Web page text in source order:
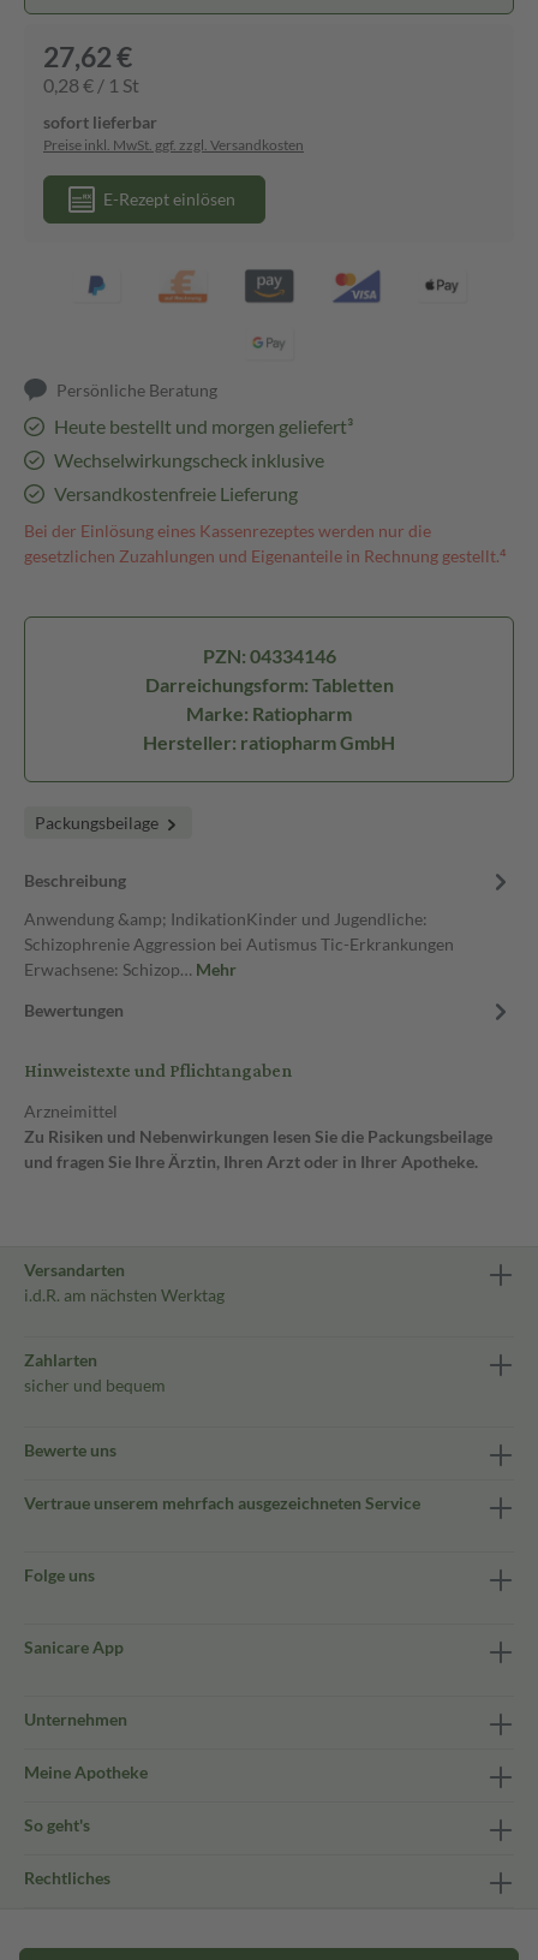
27,62 €
0,28 € / 1 St
sofort lieferbar
Preise inkl. MwSt. ggf. zzgl. Versandkosten
E-Rezept einlösen
Persönliche Beratung
Heute bestellt und morgen geliefert³
Wechselwirkungscheck inklusive
Versandkostenfreie Lieferung
Bei der Einlösung eines Kassenrezeptes werden nur die
gesetzlichen Zuzahlungen und Eigenanteile in Rechnung gestellt.⁴
PZN: 04334146
Darreichungsform: Tabletten
Marke: Ratiopharm
Hersteller: ratiopharm GmbH
Packungsbeilage
Beschreibung
Anwendung &amp; IndikationKinder und Jugendliche:
Schizophrenie Aggression bei Autismus Tic-Erkrankungen
Erwachsene: Schizop… Mehr
Bewertungen
Hinweistexte und Pflichtangaben
Arzneimittel
Zu Risiken und Nebenwirkungen lesen Sie die Packungsbeilage
und fragen Sie Ihre Ärztin, Ihren Arzt oder in Ihrer Apotheke.
Versandarten
i.d.R. am nächsten Werktag
Zahlarten
sicher und bequem
Bewerte uns
Vertraue unserem mehrfach ausgezeichneten Service
Folge uns
Sanicare App
Unternehmen
Meine Apotheke
So geht's
Rechtliches